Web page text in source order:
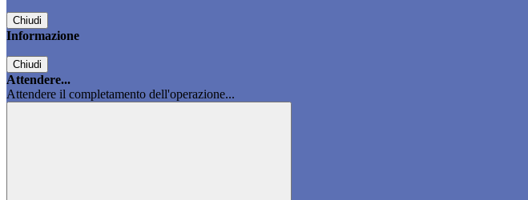
Chiudi
Informazione
Chiudi
Attendere...
Attendere il completamento dell'operazione...